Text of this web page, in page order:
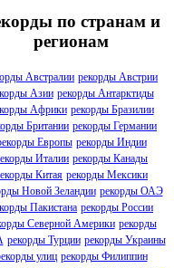
по странам и
регионам
Австралии рекорды Австрии
Азии рекорды Антарктиды
Африки рекорды Бразилии
Британии рекорды Германии
Европы рекорды Индии
Италии рекорды Канады
Китая рекорды Мексики
Новой Зеландии рекорды ОАЭ
Пакистана рекорды России
Северной Америки рекорды
рекорды Турции рекорды Украины
улиц рекорды Филиппин